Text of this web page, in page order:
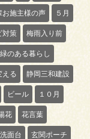
お施主様の声 ５月
対策 梅雨入り前
緑のある暮らし
える 静岡三和建設
ビール １０月
花 花言葉
面台 玄関ポーチ